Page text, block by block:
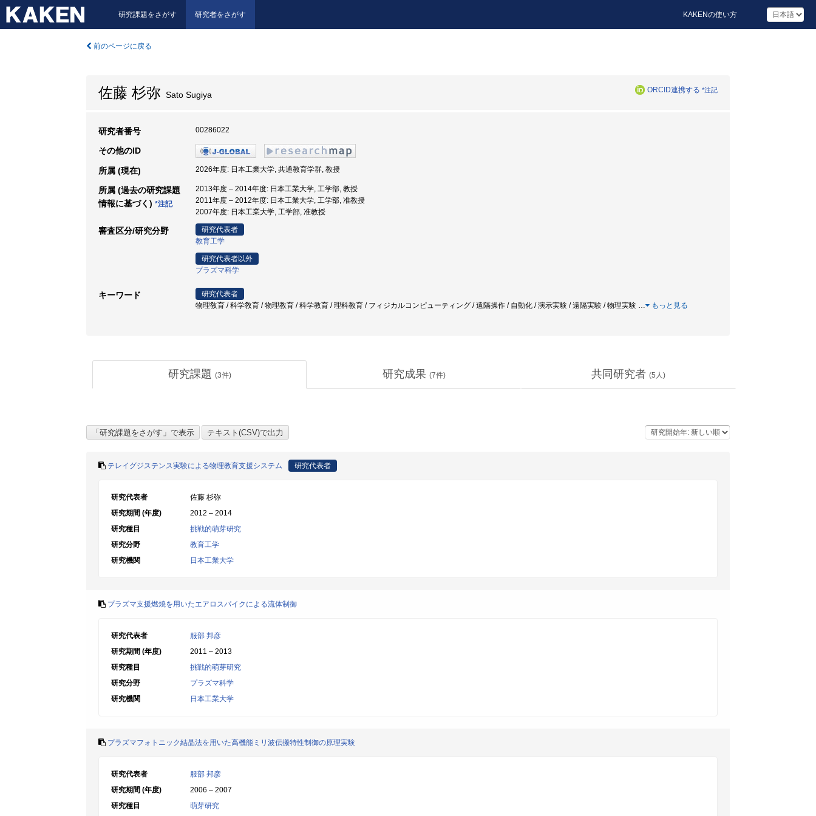
研究課題をさがす 研究者をさがす KAKENの使い方
前のページに戻る
佐藤 杉弥 Sato Sugiya ORCID連携する *注記
研究者番号 00286022
その他のID
所属 (現在) 2026年度: 日本工業大学, 共通教育学群, 教授
所属 (過去の研究課題
情報に基づく) *注記
2013年度 – 2014年度: 日本工業大学, 工学部, 教授
2011年度 – 2012年度: 日本工業大学, 工学部, 准教授
2007年度: 日本工業大学, 工学部, 准教授
審査区分/研究分野
研究代表者
教育工学
研究代表者以外
プラズマ科学
キーワード
研究代表者
物理敎育 / 科学敎育 / 物理教育 / 科学教育 / 理科教育 / フィジカルコンピューティング / 遠隔操作 / 自動化 / 演示実験 / 遠隔実験 / 物理実験 … もっと見る
研究課題 (3件) 研究成果 (7件) 共同研究者 (5 人)
テレイグジステンス実験による物理教育支援システム 研究代表者
研究代表者
佐藤 杉弥
研究期間 (年度)
2012 – 2014
研究種目
挑戦的萌芽研究
研究分野
教育工学
研究機関
日本工業大学
プラズマ支援燃焼を用いたエアロスパイクによる流体制御
研究代表者
服部 邦彦
研究期間 (年度)
2011 – 2013
研究種目
挑戦的萌芽研究
研究分野
プラズマ科学
研究機関
日本工業大学
プラズマフォトニック結晶法を用いた高機能ミリ波伝搬特性制御の原理実験
研究代表者
服部 邦彦
研究期間 (年度)
2006 – 2007
研究種目
萌芽研究